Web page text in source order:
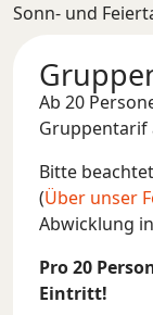
Sonn- und
Ab 20
Gruppentarif
Bitte
(Über unser
Abwicklung
Pro 20
Eintritt!